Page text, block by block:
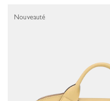
Nouveauté